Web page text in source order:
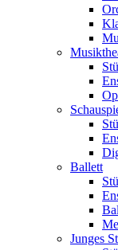
Ballett
Junges